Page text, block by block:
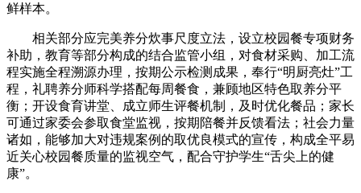
鲜样本。
相关部分应完美养分炊事尺度立法，设立校园餐专项财务
补助，教育等部分构成的结合监管小组，对食材采购、加工流
程实施全程溯源办理，按期公示检测成果，奉行“明厨亮灶”工
程，礼聘养分师科学搭配每周餐食，兼顾地区特色取养分平
衡；开设食育讲堂、成立师生评餐机制，及时优化餐品；家长
可通过家委会参取食堂监视，按期陪餐并反馈看法；社会力量
诸如，能够加大对违规案例的取优良模式的宣传，构成全平易
近关心校园餐质量的监视空气，配合守护学生“舌尖上的健
康”。